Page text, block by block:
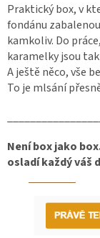
Praktický box, v
fondánu
kamkoliv. Do
karamelky jsou
A ještě něco, vše
To je mlsání
Není box jako
osladí každý váš